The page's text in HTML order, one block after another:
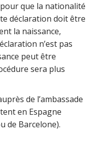
que la nationalité
déclaration doit être
la naissance,
n’est pas
peut être
sera plus
de l’ambassade
en Espagne
de Barcelone).